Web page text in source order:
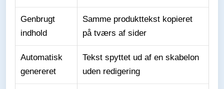
Genbrugt
indhold
Samme produkttekst kopieret
på tværs af sider
Automatisk
genereret
Tekst spyttet ud af en skabelon
uden redigering